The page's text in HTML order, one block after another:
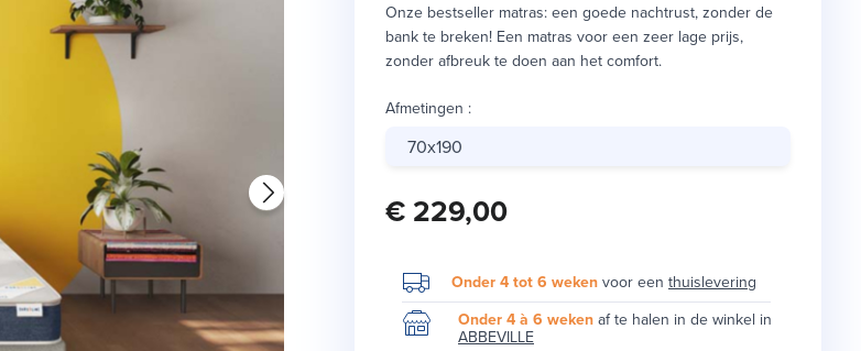
Onze bestseller matras: een goede nachtrust, zonder de
bank te breken! Een matras voor een zeer lage prijs,
zonder afbreuk te doen aan het comfort.
Afmetingen :
70x190
€ 229,00
Onder 4 tot 6 weken voor een thuislevering
Onder 4 à 6 weken af te halen in de winkel in
ABBEVILLE